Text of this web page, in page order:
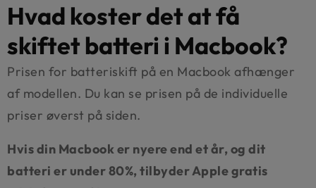
Hvad koster det at få
skiftet batteri i Macbook?
Prisen for batteriskift på en Macbook afhænger
af modellen. Du kan se prisen på de individuelle
priser øverst på siden.
Hvis din Macbook er nyere end et år, og dit
batteri er under 80%, tilbyder Apple gratis